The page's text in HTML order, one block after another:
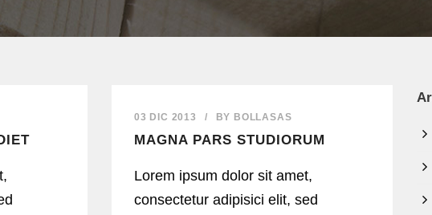
03 DIC 2013 / BY BOLLASAS
MAGNA PARS STUDIORUM
Lorem ipsum dolor sit amet,
consectetur adipisici elit, sed